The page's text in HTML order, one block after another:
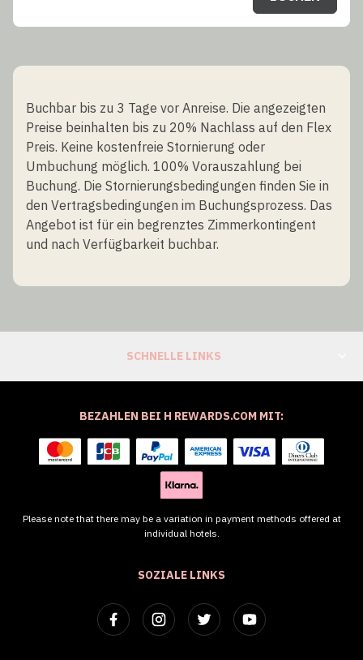
Buchbar bis zu 3 Tage vor Anreise. Die angezeigten
Preise beinhalten bis zu 20% Nachlass auf den Flex
Preis. Keine kostenfreie Stornierung oder
Umbuchung möglich. 100% Vorauszahlung bei
Buchung. Die Stornierungsbedingungen finden Sie in
den Vertragsbedingungen im Buchungsprozess. Das
Angebot ist für ein begrenztes Zimmerkontingent
und nach Verfügbarkeit buchbar.
SCHNELLE LINKS
SOZIALE LINKS
BEZAHLEN BEI H REWARDS.COM MIT:
Please note that there may be a variation in payment methods offered at
individual hotels.